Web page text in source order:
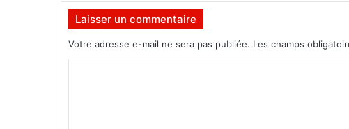
e
Laisser un commentaire
Votre adresse e-mail ne sera pas publiée. Les champs